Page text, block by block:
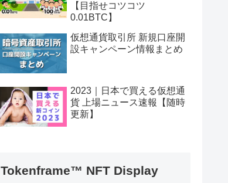
【目指せコツコツ
0.01BTC】
仮想通貨取引所 新規口座開
設キャンペーン情報まとめ
2023｜日本で買える仮想通
貨 上場ニュース速報【随時
更新】
Tokenframe™ NFT Display